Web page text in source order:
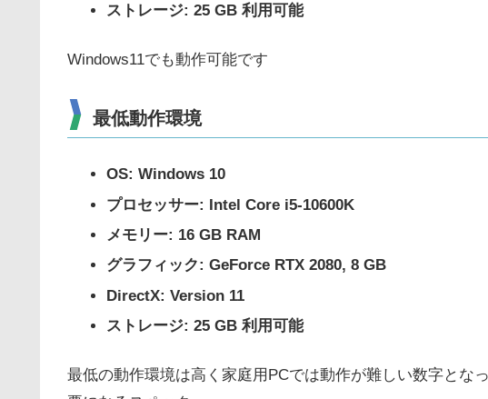
ストレージ: 25 GB 利用可能
Windows11でも動作可能です
最低動作環境
OS: Windows 10
プロセッサー: Intel Core i5-10600K
メモリー: 16 GB RAM
グラフィック: GeForce RTX 2080, 8 GB
DirectX: Version 11
ストレージ: 25 GB 利用可能
最低の動作環境は高く家庭用PCでは動作が難しい数字とな